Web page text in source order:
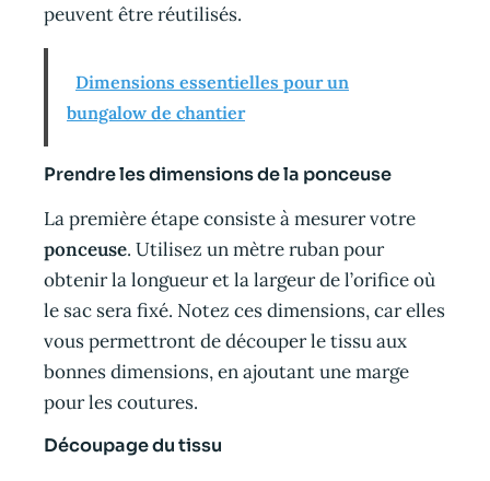
peuvent être réutilisés.
Dimensions essentielles pour un
bungalow de chantier
Prendre les dimensions de la ponceuse
La première étape consiste à mesurer votre
ponceuse. Utilisez un mètre ruban pour
obtenir la longueur et la largeur de l’orifice où
le sac sera fixé. Notez ces dimensions, car elles
vous permettront de découper le tissu aux
bonnes dimensions, en ajoutant une marge
pour les coutures.
Découpage du tissu